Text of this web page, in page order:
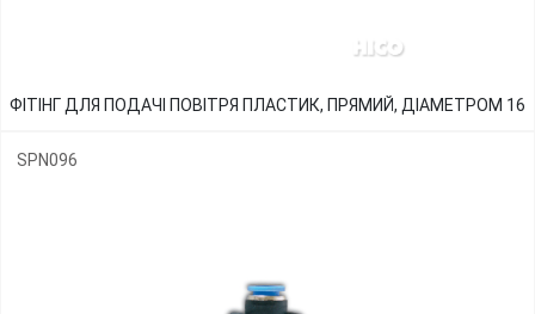
ФІТІНГ ДЛЯ ПОДАЧІ ПОВІТРЯ ПЛАСТИК, ПРЯМИЙ, ДІАМЕТРОМ 16
SPN096